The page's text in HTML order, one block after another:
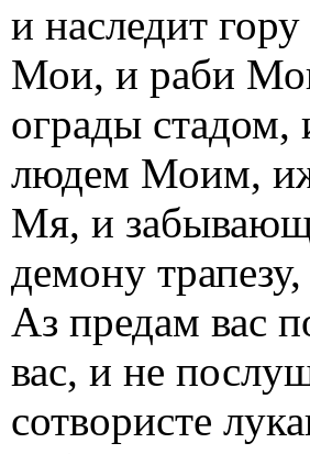
и наследит
Мои, и раби
ограды стадом,
людем Моим,
Мя, и
демону
Аз предам вас
вас, и не
сотвористе